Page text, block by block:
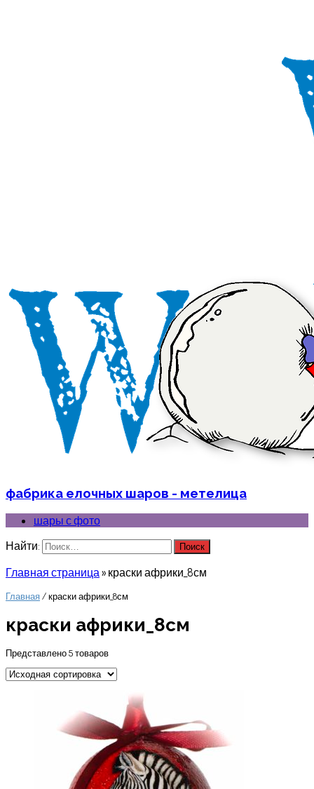
фабрика елочных шаров - метелица
шары с фото
Найти:
Главная страница» краски африки_8см
Главная/ краски африки_8см
краски африки_8см
Представлено 5 товаров